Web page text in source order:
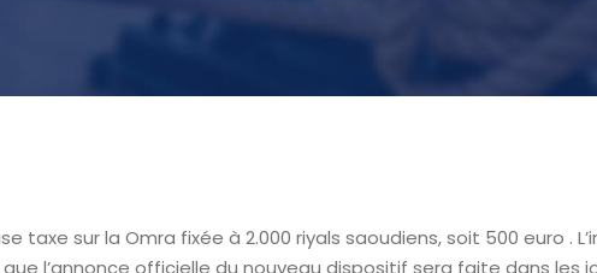
taxe sur la Omra fixée à 2.000 riyals saoudiens, soit 500 euro
l’annonce officielle du nouveau dispositif sera faite dans les